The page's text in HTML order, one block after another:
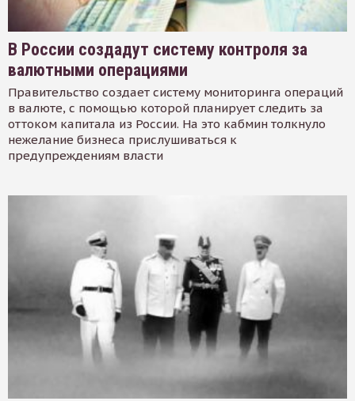
В России создадут систему контроля за
валютными операциями
Правительство создает систему мониторинга операций
в валюте, с помощью которой планирует следить за
оттоком капитала из России. На это кабмин толкнуло
нежелание бизнеса прислушиваться к
предупреждениям власти